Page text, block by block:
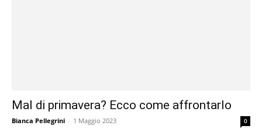
Mal di primavera? Ecco come affrontarlo
Bianca Pellegrini - 1 Maggio 2023 0